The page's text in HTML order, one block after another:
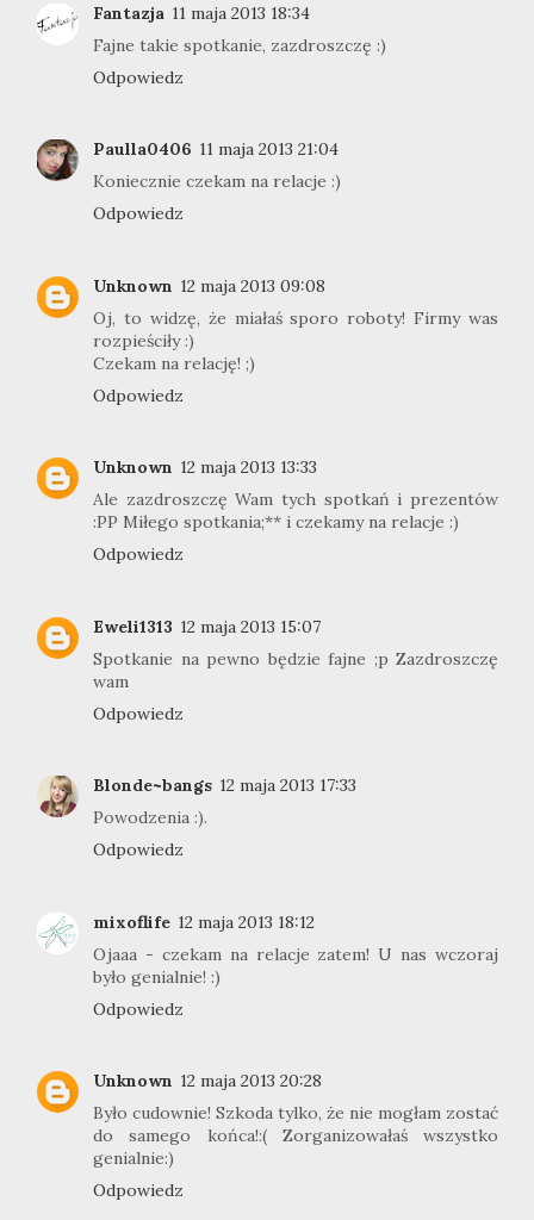
Fantazja 11 maja 2013 18:34
Fajne takie spotkanie, zazdroszczę :)
Odpowiedz
Paulla0406 11 maja 2013 21:04
Koniecznie czekam na relacje :)
Odpowiedz
Unknown 12 maja 2013 09:08
Oj, to widzę, że miałaś sporo roboty! Firmy was
rozpieściły :)
Czekam na relację! ;)
Odpowiedz
Unknown 12 maja 2013 13:33
Ale zazdroszczę Wam tych spotkań i prezentów
:PP Miłego spotkania;** i czekamy na relacje :)
Odpowiedz
Eweli1313 12 maja 2013 15:07
Spotkanie na pewno będzie fajne ;p Zazdroszczę
wam
Odpowiedz
Blonde~bangs 12 maja 2013 17:33
Powodzenia :).
Odpowiedz
mixoflife 12 maja 2013 18:12
Ojaaa - czekam na relacje zatem! U nas wczoraj
było genialnie! :)
Odpowiedz
Unknown 12 maja 2013 20:28
Było cudownie! Szkoda tylko, że nie mogłam zostać
do samego końca!:( Zorganizowałaś wszystko
genialnie:)
Odpowiedz